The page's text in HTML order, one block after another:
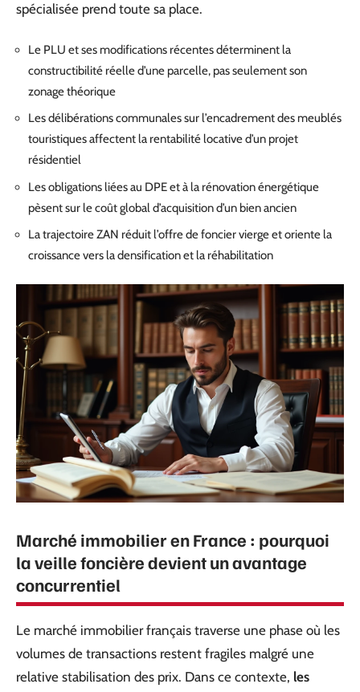
spécialisée prend toute sa place.
Le PLU et ses modifications récentes déterminent la
constructibilité réelle d’une parcelle, pas seulement son
zonage théorique
Les délibérations communales sur l’encadrement des meublés
touristiques affectent la rentabilité locative d’un projet
résidentiel
Les obligations liées au DPE et à la rénovation énergétique
pèsent sur le coût global d’acquisition d’un bien ancien
La trajectoire ZAN réduit l’offre de foncier vierge et oriente la
croissance vers la densification et la réhabilitation
Marché immobilier en France : pourquoi
la veille foncière devient un avantage
concurrentiel
Le marché immobilier français traverse une phase où les
volumes de transactions restent fragiles malgré une
relative stabilisation des prix. Dans ce contexte, les